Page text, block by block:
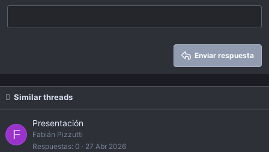
18
22
Times New Roman
Heading 3
Enviar respuesta
Similar threads
F
Presentación
Fabián Pizzutti
Respuestas 0 27 Abr 2026